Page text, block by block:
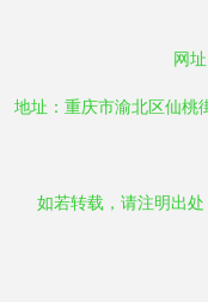
网址
地址：重庆市渝北区仙桃
如若转载，请注明出